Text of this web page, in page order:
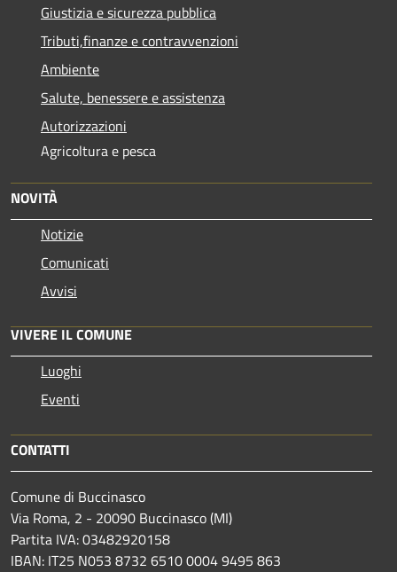
Giustizia e sicurezza pubblica
Tributi,finanze e contravvenzioni
Ambiente
Salute, benessere e assistenza
Autorizzazioni
Agricoltura e pesca
NOVITÀ
Notizie
Comunicati
Avvisi
VIVERE IL COMUNE
Luoghi
Eventi
CONTATTI
Comune di Buccinasco
Via Roma, 2 - 20090 Buccinasco (MI)
Partita IVA: 03482920158
IBAN: IT25 N053 8732 6510 0004 9495 863